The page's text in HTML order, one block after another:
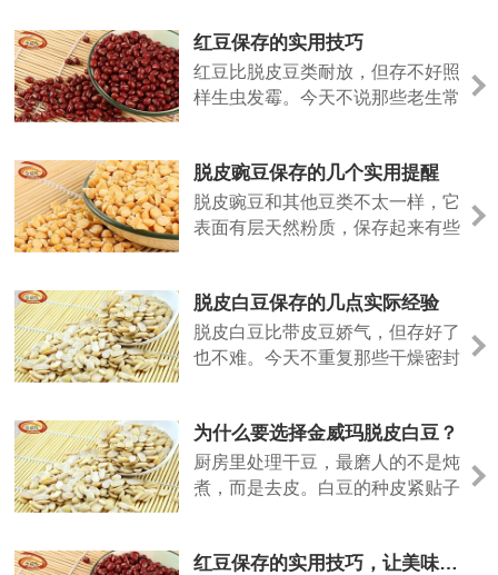
红豆保存的实用技巧
红豆比脱皮豆类耐放，但存不好照
样生虫发霉。今天不说那些老生常
脱皮豌豆保存的几个实用提醒
脱皮豌豆和其他豆类不太一样，它
表面有层天然粉质，保存起来有些
脱皮白豆保存的几点实际经验
脱皮白豆比带皮豆娇气，但存好了
也不难。今天不重复那些干燥密封
为什么要选择金威玛脱皮白豆？
厨房里处理干豆，最磨人的不是炖
煮，而是去皮。白豆的种皮紧贴子
豆，就是把这道工序留在工厂，让
红豆保存的实用技巧，让美味更长久